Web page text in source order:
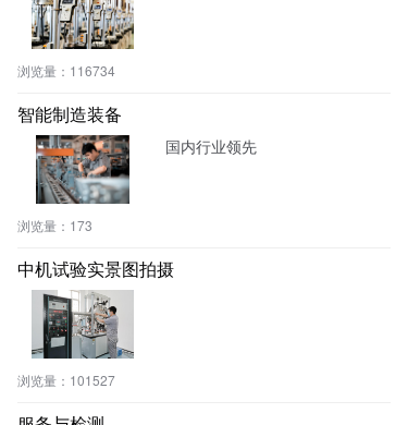
浏览量： 116734
智能制造装备
国内行业领先
浏览量： 173
中机试验实景图拍摄
浏览量： 101527